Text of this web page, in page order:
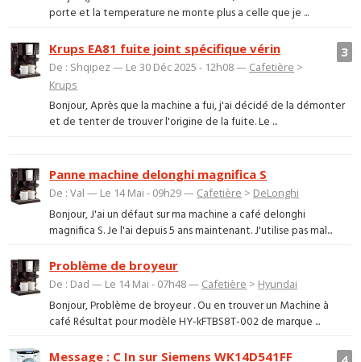
porte et la temperature ne monte plus a celle que je ...
3
Krups EA81 fuite joint spécifique vérin
De : Shqipez — Le 30 Déc 2025 - 12h08 — Cafetière >
Krups
Bonjour, Après que la machine a fui, j'ai décidé de la démonter
et de tenter de trouver l'origine de la fuite. Le ...
Panne machine delonghi magnifica S
De : Val — Le 14 Mai - 09h29 — Cafetière > DeLonghi
Bonjour, J'ai un défaut sur ma machine a café delonghi
magnifica S. Je l'ai depuis 5 ans maintenant. J'utilise pas mal...
Problème de broyeur
De : Dad — Le 14 Mai - 07h48 — Cafetière > Hyundai
Bonjour, Problème de broyeur . Ou en trouver un Machine à
café Résultat pour modèle HY-kFTBS8T-002 de marque ...
Message : C In sur Siemens WK14D541FF